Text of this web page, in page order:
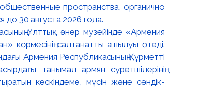
пространства, органично
30 августа 2026 года.